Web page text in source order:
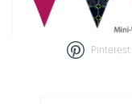
Pinterest